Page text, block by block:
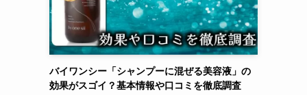
バイワンシー「シャンプーに混ぜる美容液」の
効果がスゴイ？基本情報や口コミを徹底調査